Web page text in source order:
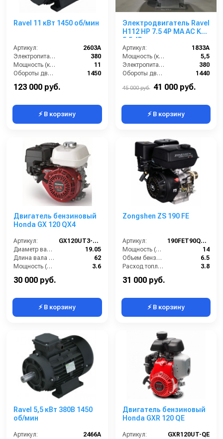
Ravel 11 кВт 1450 об/мин
Артикул:
2603A
Электропитание (В):
380
Мощность (кВт):
11
Обороты двигателя (об/мин):
1450
123 000 руб.
⚡ В корзину
Электродвигатель Ravel
H112 HP 7.5 4P MA AC KW
5,5 4P
Артикул:
1833A
Мощность (кВт):
5,5
Электропитание (В):
380
Обороты двигателя (об/мин):
1440
45 000 руб. 41 000 руб.
⚡ В корзину
Двигатель бензиновый
Honda GX 120 QX4
Артикул:
GX120UT3-QX4
Диаметр вала (мм):
19.05
Длина вала (мм):
62
Мощность (л/с):
3.6
Объем двигателя (см3):
30 000 руб.
⚡ В корзину
Zongshen ZS 190 FE
Артикул:
190FET90Q19E
Мощность (л/с):
14
Объем бензобака (л):
6.5
Расход топлива (л/ч):
3.8
Мощность (кВт):
31 000 руб.
⚡ В корзину
Ravel 5,5 кВт 380B 1450
об/мин
Артикул:
2466A
Двигатель бензиновый
Honda GXR 120 QE
Артикул:
GXR120UT-QE